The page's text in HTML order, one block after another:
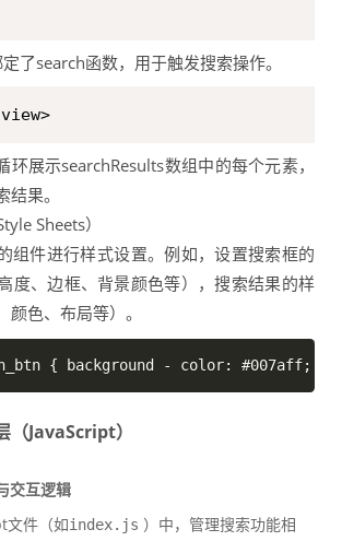
了search函数，用于触发搜索操作。
展示searchResults数组中的每个元素，
果。
Sheets）
组件进行样式设置。例如，设置搜索框的
度、边框、背景颜色等），搜索结果的样
色、布局等）。
（JavaScript）
交互逻辑
文件（如index.js ）中，管理搜索功能相